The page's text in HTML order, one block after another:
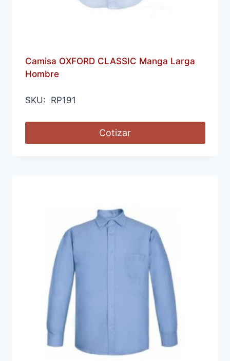
Camisa OXFORD CLASSIC Manga Larga
Hombre
SKU: RP191
Cotizar